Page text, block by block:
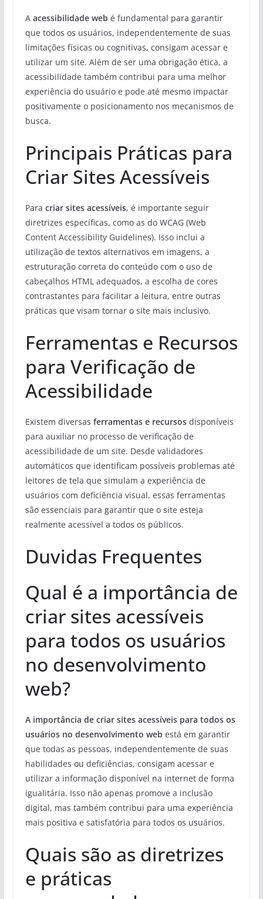
A acessibilidade web é fundamental para garantir
que todos os usuários, independentemente de suas
limitações físicas ou cognitivas, consigam acessar e
utilizar um site. Além de ser uma obrigação ética, a
acessibilidade também contribui para uma melhor
experiência do usuário e pode até mesmo impactar
positivamente o posicionamento nos mecanismos de
busca.
Principais Práticas para
Criar Sites Acessíveis
Para criar sites acessíveis, é importante seguir
diretrizes específicas, como as do WCAG (Web
Content Accessibility Guidelines). Isso inclui a
utilização de textos alternativos em imagens, a
estruturação correta do conteúdo com o uso de
cabeçalhos HTML adequados, a escolha de cores
contrastantes para facilitar a leitura, entre outras
práticas que visam tornar o site mais inclusivo.
Ferramentas e Recursos
para Verificação de
Acessibilidade
Existem diversas ferramentas e recursosdisponíveis
para auxiliar no processo de verificação de
acessibilidade de um site. Desde validadores
automáticos que identificam possíveis problemas até
leitores de tela que simulam a experiência de
usuários com deficiência visual, essas ferramentas
são essenciais para garantir que o site esteja
realmente acessível a todos os públicos.
Duvidas Frequentes
Qual é a importância de
criar sites acessíveis
para todos os usuários
no desenvolvimento
web?
A importância de criar sites acessíveis para todos os
usuários no desenvolvimento web está em garantir
que todas as pessoas, independentemente de suas
habilidades ou deficiências, consigam acessar e
utilizar a informação disponível na internet de forma
igualitária. Isso não apenas promove a inclusão
digital, mas também contribui para uma experiência
mais positiva e satisfatória para todos os usuários.
Quais são as diretrizes
e práticas